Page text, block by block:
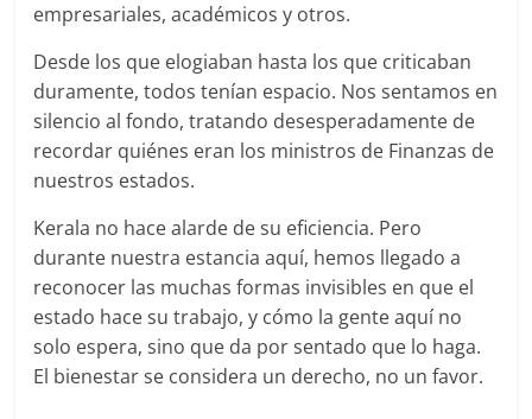
empresariales, académicos y otros.
Desde los que elogiaban hasta los que criticaban
duramente, todos tenían espacio. Nos sentamos en
silencio al fondo, tratando desesperadamente de
recordar quiénes eran los ministros de Finanzas de
nuestros estados.
Kerala no hace alarde de su eficiencia. Pero
durante nuestra estancia aquí, hemos llegado a
reconocer las muchas formas invisibles en que el
estado hace su trabajo, y cómo la gente aquí no
solo espera, sino que da por sentado que lo haga.
El bienestar se considera un derecho, no un favor.